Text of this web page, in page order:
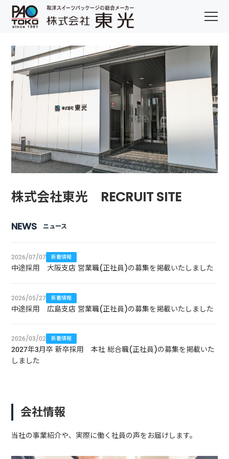
株式会社東光 RECRUIT SITE
NEWS ニュース
2026/07/07 新着情報
中途採用 大阪支店 営業職(正社員)の募集を掲載いたしました
2026/05/27 新着情報
中途採用 広島支店 営業職(正社員)の募集を掲載いたしました
2026/03/02 新着情報
2027年3月卒 新卒採用 本社 総合職(正社員)の募集を掲載いた
しました
会社情報
当社の事業紹介や、実際に働く社員の声をお届けします。